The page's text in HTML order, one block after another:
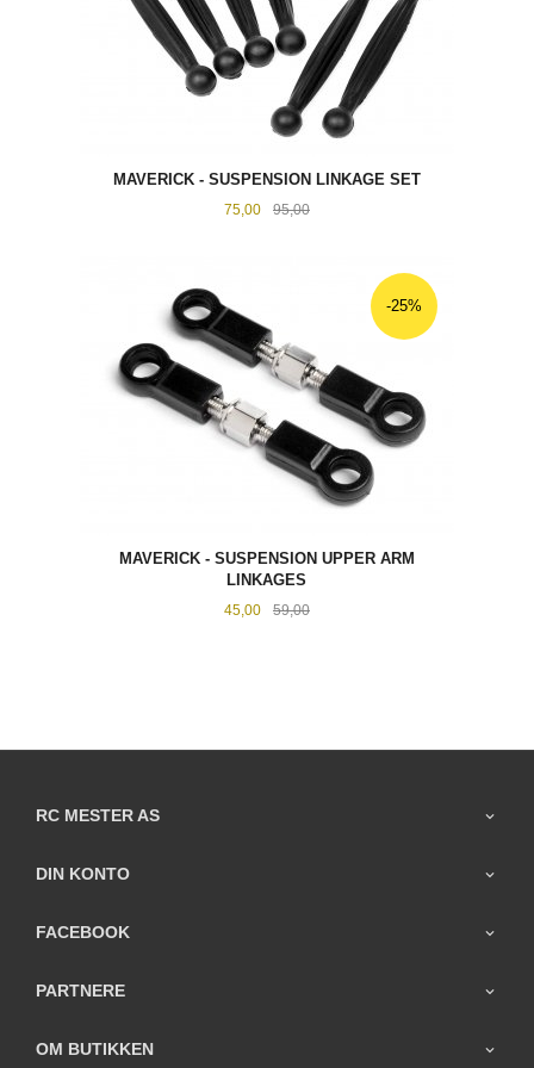
MAVERICK - SUSPENSION LINKAGE SET
Tilbud
75,00 95,00Rabatt
MAVERICK - SUSPENSION UPPER ARM
LINKAGES
Tilbud
45,00 59,00Rabatt
-25%
RC MESTER AS
DIN KONTO
FACEBOOK
PARTNERE
OM BUTIKKEN